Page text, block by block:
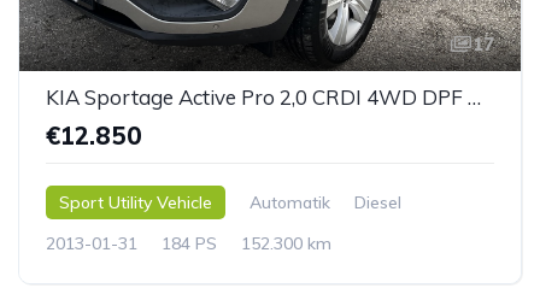
17
KIA Sportage Active Pro 2,0 CRDI 4WD DPF Aut.
€12.850
Sport Utility Vehicle Automatik
Diesel
2013-01-31
184 PS 152.300 km